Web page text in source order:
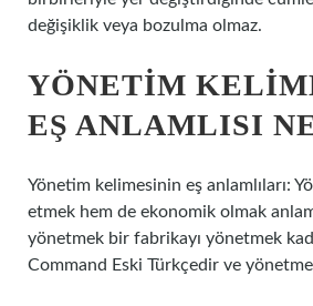
değişiklik veya bozulma olmaz.
YÖNETIM
EŞ ANLAMLISI
Yönetim kelimesinin eş anlamlıları:
etmek hem de ekonomik olmak
yönetmek bir fabrikayı yönetmek
Command Eski Türkçedir ve